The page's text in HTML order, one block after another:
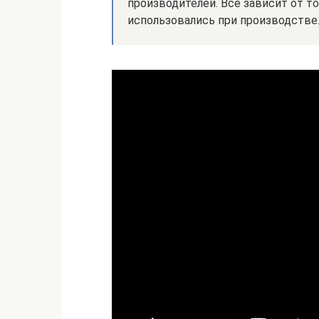
производителей. Все зависит от
использовались при производстве.